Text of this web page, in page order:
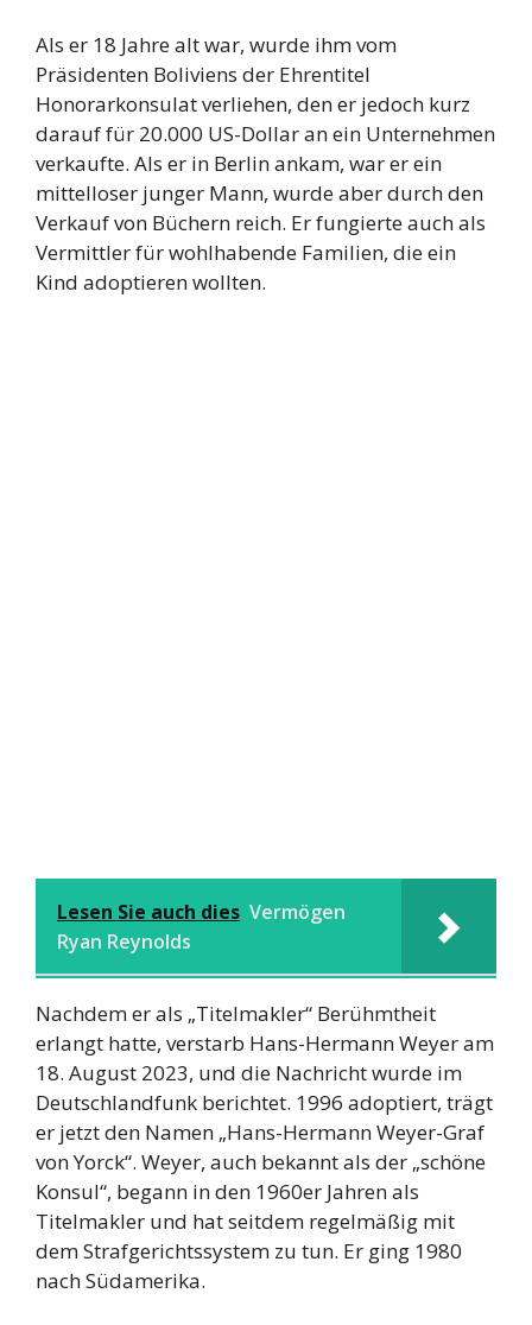
Als er 18 Jahre alt war, wurde ihm vom
Präsidenten Boliviens der Ehrentitel
Honorarkonsulat verliehen, den er jedoch kurz
darauf für 20.000 US-Dollar an ein Unternehmen
verkaufte. Als er in Berlin ankam, war er ein
mittelloser junger Mann, wurde aber durch den
Verkauf von Büchern reich. Er fungierte auch als
Vermittler für wohlhabende Familien, die ein
Kind adoptieren wollten.
Lesen Sie auch dies Vermögen
Ryan Reynolds
Nachdem er als „Titelmakler“ Berühmtheit
erlangt hatte, verstarb Hans-Hermann Weyer am
18. August 2023, und die Nachricht wurde im
Deutschlandfunk berichtet. 1996 adoptiert, trägt
er jetzt den Namen „Hans-Hermann Weyer-Graf
von Yorck“. Weyer, auch bekannt als der „schöne
Konsul“, begann in den 1960er Jahren als
Titelmakler und hat seitdem regelmäßig mit
dem Strafgerichtssystem zu tun. Er ging 1980
nach Südamerika.